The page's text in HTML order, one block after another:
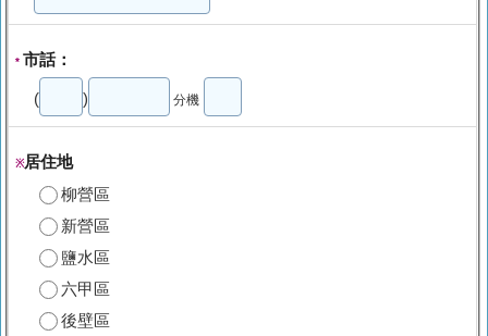
* 市話：
( ) 分機
※居住地
柳營區
新營區
鹽水區
六甲區
後壁區